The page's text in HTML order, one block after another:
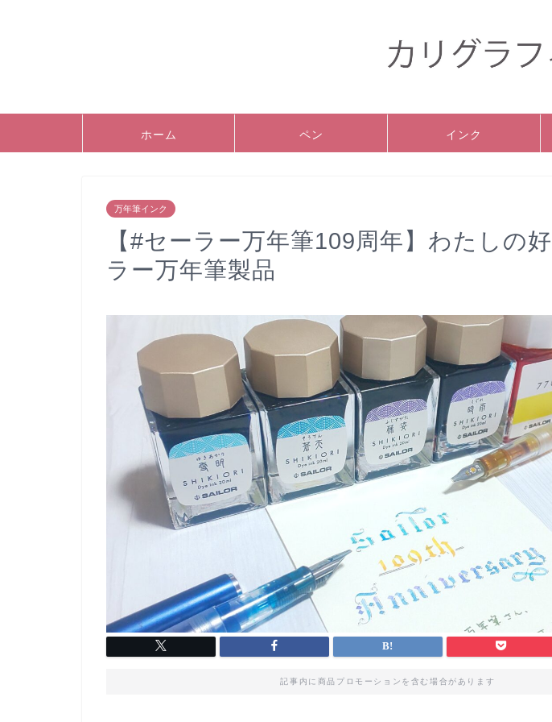
ホーム ペン インク
万年筆インク
【#セーラー万年筆109周年】わたしの
ラー万年筆製品
記事内に商品プロモーションを含む場合があります